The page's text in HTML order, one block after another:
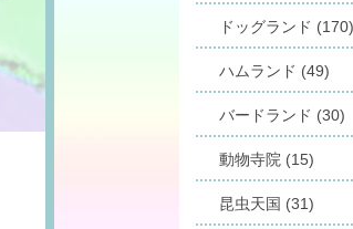
ドッグランド (170)
ハムランド (49)
バードランド (30)
動物寺院 (15)
昆虫天国 (31)